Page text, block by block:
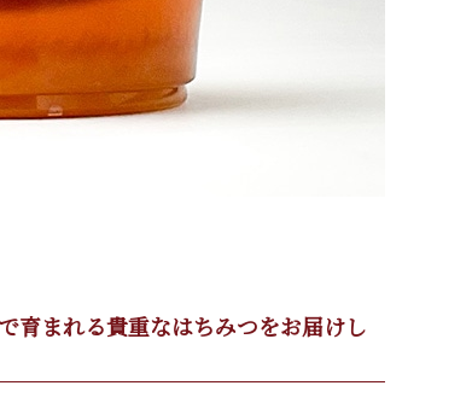
育まれる貴重なはちみつをお届けし